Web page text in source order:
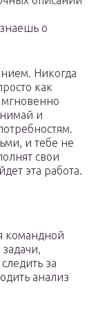
о
Никогда
как
и
и тебе не
свои
эта работа.
командной
за
анализ